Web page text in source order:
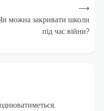
можна закривати школи
під час війни?
⟶